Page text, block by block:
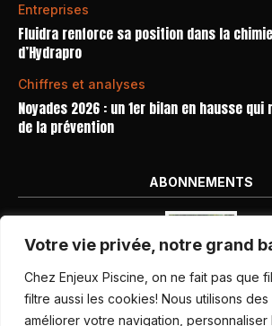
Votre vie privée, notre grand
Chez Enjeux Piscine, on ne fait pas que
filtre aussi les cookies! Nous utilisons
améliorer votre navigation, personnaliser
Entreprises
Fluidra renforce sa position dans la
d’Hydrapro
Chiffres et analyses
Noyades 2026 : un 1er bilan en hausse qui
de la prévention
ABONNEMENTS